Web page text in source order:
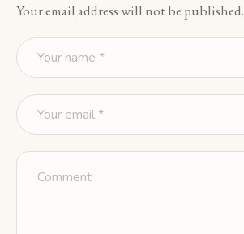
Your email address will not be published.